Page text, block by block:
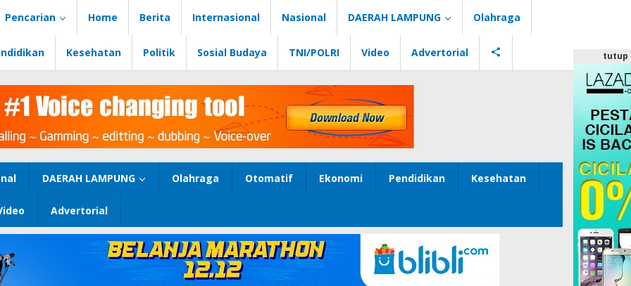
Pencarian Home Berita Internasional Nasional DAERAH LAMPUNG Olahraga
Kesehatan Politik Sosial Budaya TNI/POLRI Video Advertorial
DAERAH LAMPUNG Olahraga Otomatif Ekonomi Pendidikan Kesehatan
Advertorial
tutup